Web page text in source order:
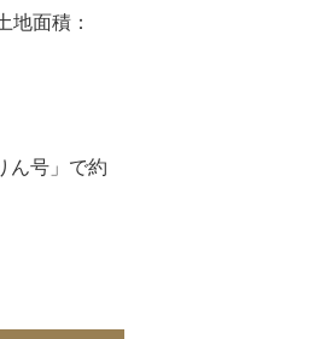
地面積：
ん号」で約